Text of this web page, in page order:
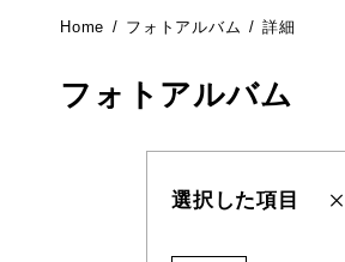
Home フォトアルバム 詳細
フォトアルバム
選択した項目